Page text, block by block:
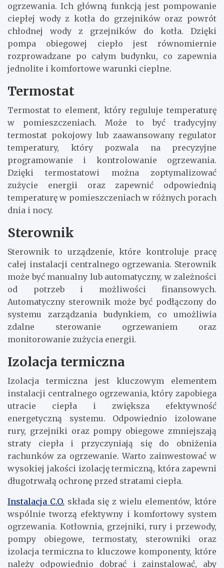
ogrzewania. Ich główną funkcją jest pompowanie
ciepłej wody z kotła do grzejników oraz powrót
chłodnej wody z grzejników do kotła. Dzięki
pompa obiegowej ciepło jest równomiernie
rozprowadzane po całym budynku, co zapewnia
jednolite i komfortowe warunki cieplne.
Termostat
Termostat to element, który reguluje temperaturę
w pomieszczeniach. Może to być tradycyjny
termostat pokojowy lub zaawansowany regulator
temperatury, który pozwala na precyzyjne
programowanie i kontrolowanie ogrzewania.
Dzięki termostatowi można zoptymalizować
zużycie energii oraz zapewnić odpowiednią
temperaturę w pomieszczeniach w różnych porach
dnia i nocy.
Sterownik
Sterownik to urządzenie, które kontroluje pracę
całej instalacji centralnego ogrzewania. Sterownik
może być manualny lub automatyczny, w zależności
od potrzeb i możliwości finansowych.
Automatyczny sterownik może być podłączony do
systemu zarządzania budynkiem, co umożliwia
zdalne sterowanie ogrzewaniem oraz
monitorowanie zużycia energii.
Izolacja termiczna
Izolacja termiczna jest kluczowym elementem
instalacji centralnego ogrzewania, który zapobiega
utracie ciepła i zwiększa efektywność
energetyczną systemu. Odpowiednio izolowane
rury, grzejniki oraz pompy obiegowe zmniejszają
straty ciepła i przyczyniają się do obniżenia
rachunków za ogrzewanie. Warto zainwestować w
wysokiej jakości izolację termiczną, która zapewni
długotrwałą ochronę przed stratami ciepła.
Instalacja C.O. składa się z wielu elementów, które
wspólnie tworzą efektywny i komfortowy system
ogrzewania. Kotłownia, grzejniki, rury i przewody,
pompy obiegowe, termostaty, sterowniki oraz
izolacja termiczna to kluczowe komponenty, które
należy odpowiednio dobrać i zainstalować, aby